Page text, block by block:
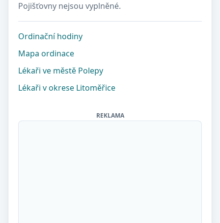
Pojišťovny nejsou vyplněné.
Ordinační hodiny
Mapa ordinace
Lékaři ve městě Polepy
Lékaři v okrese Litoměřice
REKLAMA